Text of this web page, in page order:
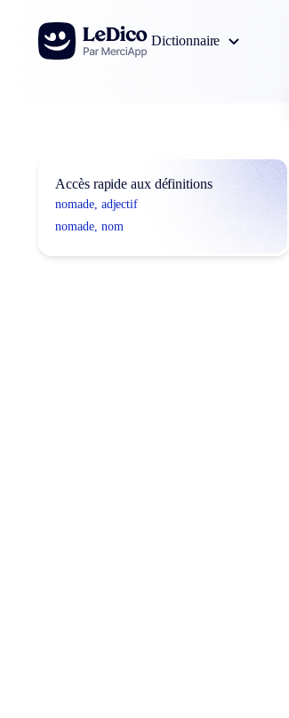
Aller au contenu
Dictionnaire
Accès rapide aux définitions
nomade, adjectif
nomade, nom